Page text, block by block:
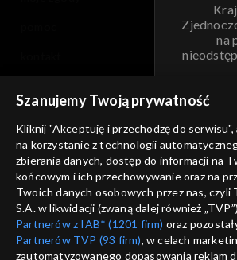
na
informacje o dostawcy usług
Szanujemy Twoją prywatność
Kliknij "Akceptuję i przechodzę do serwisu",
na korzystanie z technologii
zbierania danych, dostęp do informacji na
końcowym i ich przechowywanie oraz na
Twoich danych osobowych przez nas, czyli
S.A. w likwidacji (zwaną dalej również
Partnerów z IAB* (1201 firm) oraz
Partnerów TVP (93 firm), w celach
zautomatyzowanego dopasowania reklam